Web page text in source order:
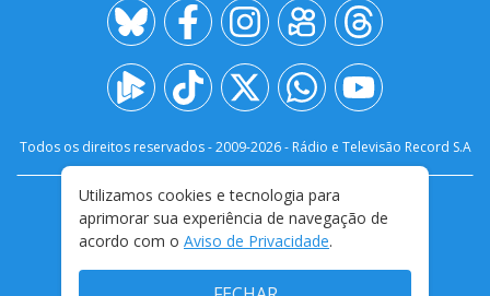
Todos os direitos reservados - 2009-2026- Rádio e Televisão Record S.A
FALE CONOSCO
PRIVACIDADE
TERMOS E CONDIÇÕES DE USO
Utilizamos cookies e tecnologia para
aprimorar sua experiência de navegação de
acordo com o Aviso de Privacidade.